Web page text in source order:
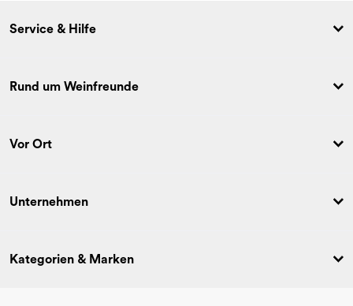
Service & Hilfe
Rund um Weinfreunde
Vor Ort
Unternehmen
Kategorien & Marken